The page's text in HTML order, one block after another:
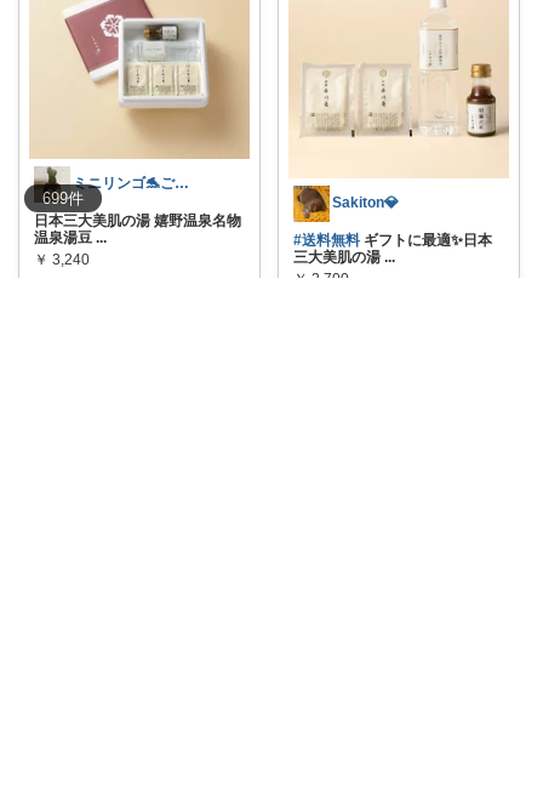
699件
ミニリンゴ🐬ご縁に感謝🌻ありがとう
日本三大美肌の湯 嬉野温泉名物
温泉湯豆 ...
￥ 3,240
Sakiton💎
#送料無料 ギフトに最適✨日本
三大美肌の湯 ...
￥ 2,700